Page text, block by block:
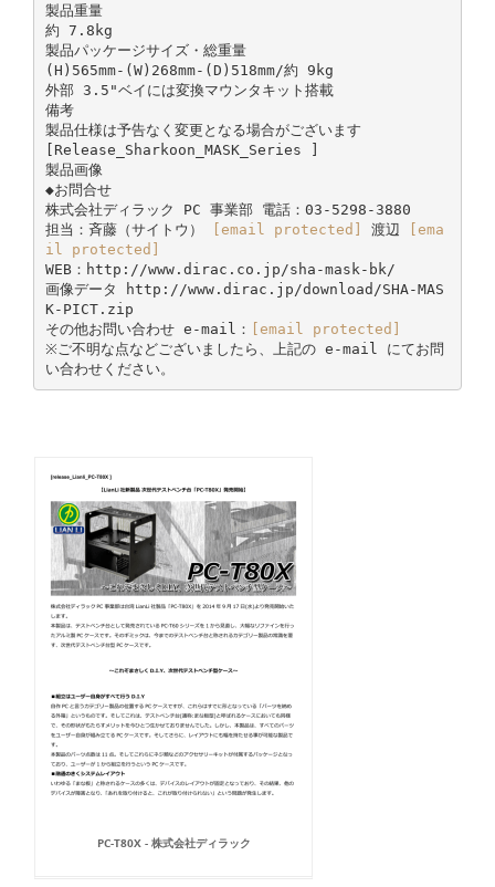
製品重量
約 7.8kg
製品パッケージサイズ・総重量
(H)565mm-(W)268mm-(D)518mm/約 9kg
外部 3.5"ベイには変換マウンタキット搭載
備考
製品仕様は予告なく変更となる場合がございます
[Release_Sharkoon_MASK_Series ]
製品画像
◆お問合せ
株式会社ディラック PC 事業部 電話：03-5298-3880
担当：斉藤（サイトウ）
[email protected] 渡辺
[ema
il protected]
WEB：http://www.dirac.co.jp/sha-mask-bk/
画像データ http://www.dirac.jp/download/SHA-MAS
K-PICT.zip
その他お問い合わせ e-mail： [email protected]
※ご不明な点などございましたら、上記の e-mail にてお問
PC-T80X - 株式会社ディラック